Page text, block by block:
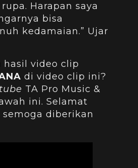
Harapan saya
bisa
kedamaian.” Ujar
hasil video clip
di video clip ini?
TA Pro Music &
ini. Selamat
diberikan